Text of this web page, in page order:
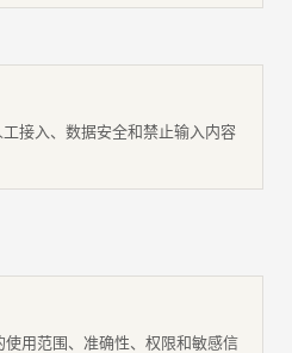
接入、数据安全和禁止输入内容
用范围、准确性、权限和敏感信